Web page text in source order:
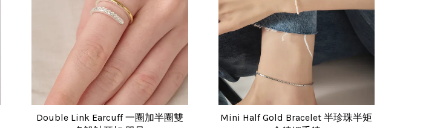
Double Link Earcuff 一圈加半圈雙
Mini Half Gold Bracelet 半珍珠半矩